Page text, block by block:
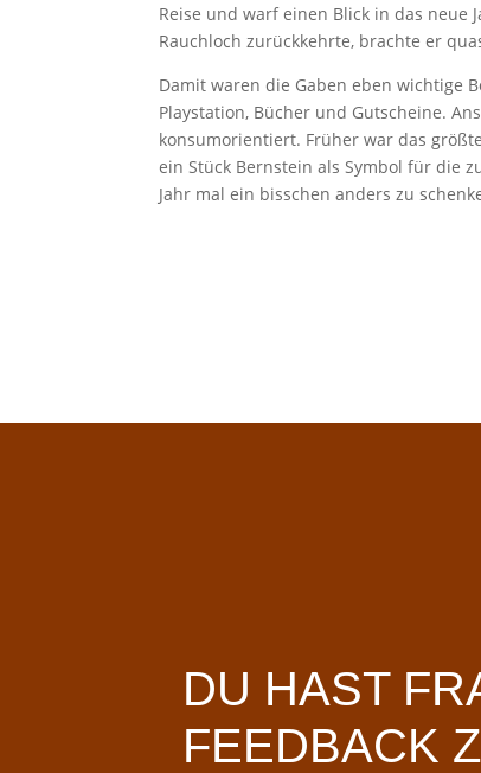
Reise und warf einen Blick in das neue
Rauchloch zurückkehrte, brachte er
Damit waren die Gaben eben wichtige
Playstation, Bücher und Gutscheine.
konsumorientiert. Früher war das
ein Stück Bernstein als Symbol für die
Jahr mal ein bisschen anders zu
DU HAST
FEEDBACK